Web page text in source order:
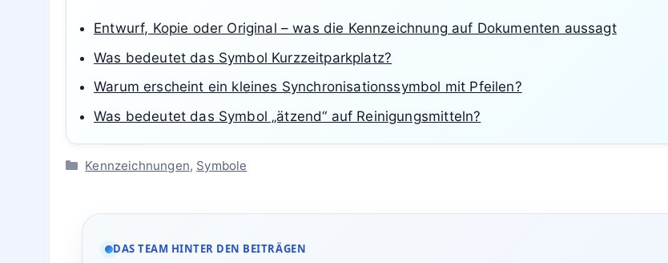
Entwurf, Kopie oder Original – was die Kennzeichnung auf Dokumenten aussagt
Was bedeutet das Symbol Kurzzeitparkplatz?
Warum erscheint ein kleines Synchronisationssymbol mit Pfeilen?
Was bedeutet das Symbol „ätzend“ auf Reinigungsmitteln?
Kategorien
Kennzeichnungen, Symbole
DAS TEAM HINTER DEN BEITRÄGEN